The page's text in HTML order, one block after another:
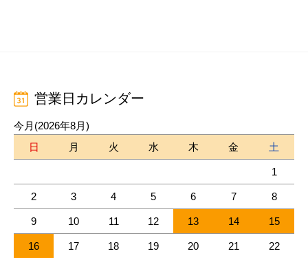
営業日カレンダー
今月(2026年8月)
日
月 火 水 木 金 土
1
2 3 4 5 6 7 8
9 10 11 12 13 14 15
16 17 18 19 20 21 22